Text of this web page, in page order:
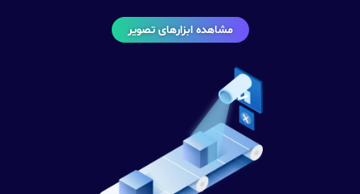
مشاهده ابزارهای تصویر